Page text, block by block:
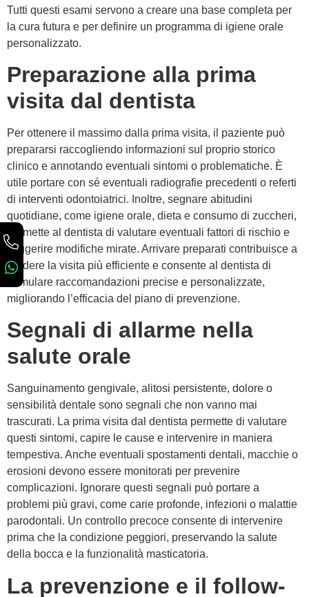
Tutti questi esami servono a creare una base completa per
la cura futura e per definire un programma di igiene orale
personalizzato.
Preparazione alla prima
visita dal dentista
Per ottenere il massimo dalla prima visita, il paziente può
prepararsi raccogliendo informazioni sul proprio storico
clinico e annotando eventuali sintomi o problematiche. È
utile portare con sé eventuali radiografie precedenti o referti
di interventi odontoiatrici. Inoltre, segnare abitudini
quotidiane, come igiene orale, dieta e consumo di zuccheri,
permette al dentista di valutare eventuali fattori di rischio e
suggerire modifiche mirate. Arrivare preparati contribuisce a
rendere la visita più efficiente e consente al dentista di
formulare raccomandazioni precise e personalizzate,
migliorando l’efficacia del piano di prevenzione.
Segnali di allarme nella
salute orale
Sanguinamento gengivale, alitosi persistente, dolore o
sensibilità dentale sono segnali che non vanno mai
trascurati. La prima visita dal dentista permette di valutare
questi sintomi, capire le cause e intervenire in maniera
tempestiva. Anche eventuali spostamenti dentali, macchie o
erosioni devono essere monitorati per prevenire
complicazioni. Ignorare questi segnali può portare a
problemi più gravi, come carie profonde, infezioni o malattie
parodontali. Un controllo precoce consente di intervenire
prima che la condizione peggiori, preservando la salute
della bocca e la funzionalità masticatoria.
La prevenzione e il follow-